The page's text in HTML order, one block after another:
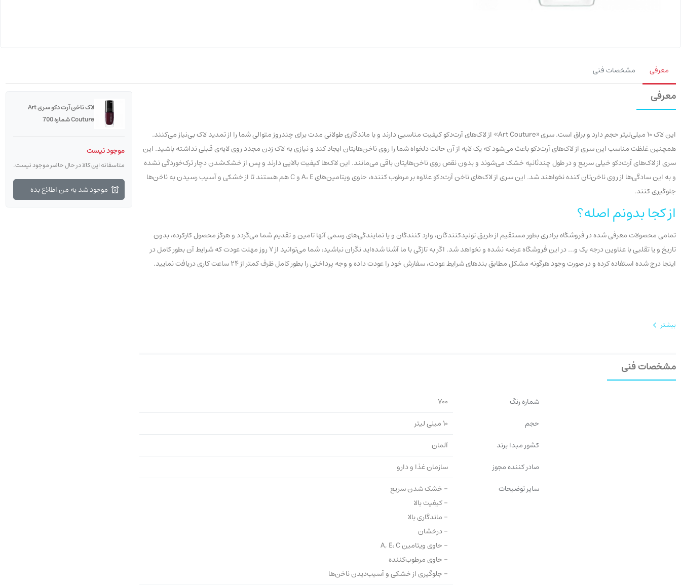
معرفی مشخصات فنی
معرفی
این لاک 10 میلی‌لیتر حجم دارد و براق است. سری «Art Couture» از لاک‌های آرت‌دکو کیفیت مناسبی دارند و با ماندگاری طولانی‌ مدت برای چندروز متوالی شما را از تمدید لاک بی‌نیاز می‌کنند.
همچنین غلظت مناسب این سری از لاک‌های آرت‌دکو باعث می‌شود که یک لایه از آن حالت دلخواه شما را روی ناخن‌هایتان ایجاد کند و نیازی به لاک زدن مجدد روی لایه‌ی قبلی نداشته باشید. این
سری از لاک‌های آرت‌دکو خیلی سریع و در طول چندثانیه خشک می‌شوند و بدون نقص روی ناخن‌هایتان باقی می‌مانند. این لاک‌ها کیفیت بالایی دارند و پس از خشک‌شدن دچار ترک‌خوردگی نشده
و به این سادگی‌ها از روی ناخن‌تان کنده نخواهند شد. این سری از لاک‌های ناخن آرت‌دکو علاوه بر مرطوب کننده، حاوی ویتامین‌های A، E و C هم هستند تا از خشکی و آسیب رسیدن به ناخن‌ها
جلوگیری کنند.
از کجا بدونم اصله؟
تمامی محصولات معرفی شده در فروشگاه برادری بطور مستقیم از طریق تولیدکنندگان، وارد کنندگان و یا نمایندگی‌های رسمی آنها تامین و تقدیم شما می‌گردد و هرگز محصول کارکرده، بدون
تاریخ و یا تقلبی با عناوین درجه یک و… در این فروشگاه عرضه نشده و نخواهد شد. اگر به تازگی با ما آشنا شده‌اید نگران نباشید، شما می‌توانید از 7 روز مهلت عودت که شرایط آن بطور کامل در
اینجا درج شده استفاده کرده و در صورت وجود هرگونه مشکل مطابق بندهای شرایط عودت، سفارش خود را عودت داده و وجه پرداختی را بطور کامل ظرف کمتر از ۲۴ ساعت کاری دریافت نمایید.
بیشتر
مشخصات فنی
شماره رنگ
700
حجم
10 میلی لیتر
کشور مبدا برند
آلمان
صادر کننده مجوز
سازمان غذا و دارو
سایر توضیحات
- خشک شدن سریع
- کیفیت بالا
- ماندگاری بالا
- درخشان
- حاوی ویتامین A, E، C
- حاوی مرطوب‌کننده
- جلوگیری از خشکی و آسیب‌دیدن ناخن‌ها
لاک ناخن آرت دکو سری Art
Couture شماره 700
موجود نیست
متاسفانه این کالا در حال حاضر موجود نیست.
موجود شد به من اطلاع بده